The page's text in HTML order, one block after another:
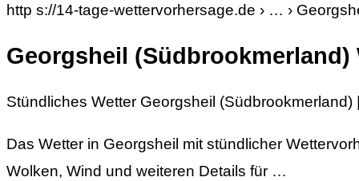
http s://14-tage-wettervorhersage.de › … ›
Georgsheil
Stündliches Wetter Georgsheil
Das Wetter in Georgsheil mit stündlicher
Wolken, Wind und weiteren Details für …